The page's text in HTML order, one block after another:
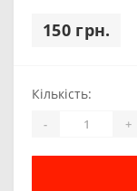
150 грн.
Кількість:
- +